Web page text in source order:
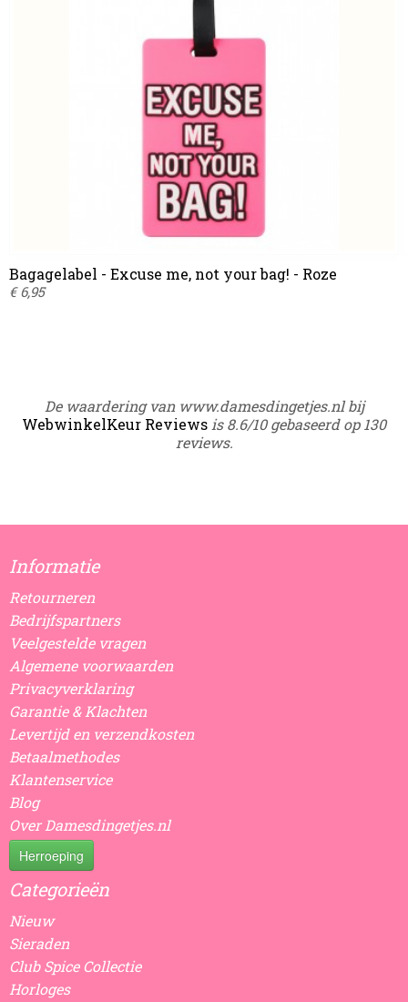
Bagagelabel - Excuse me, not your bag! - Roze
€ 6,95
De waardering van www.damesdingetjes.nl bij
WebwinkelKeur Reviews is 8.6/10 gebaseerd op 130
reviews.
Informatie
Retourneren
Bedrijfspartners
Veelgestelde vragen
Algemene voorwaarden
Privacyverklaring
Garantie & Klachten
Levertijd en verzendkosten
Betaalmethodes
Klantenservice
Blog
Over Damesdingetjes.nl
Herroeping
Categorieën
Nieuw
Sieraden
Club Spice Collectie
Horloges